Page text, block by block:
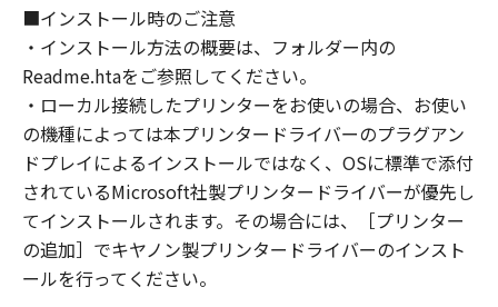
shall not assign, sublicense, sell, rent, lease,
loan, convey or transfer to any third party the
SOFTWARE. You shall not alter, translate or
convert to another programming language,
modify, disassemble, decompile or otherwise
reverse engineer the SOFTWARE and you shall
not have any third party to do so.
3. COPYRIGHT NOTICE
You shall not modify, remove or delete any
copyright notice of Canon or its licensors
■インストール時のご注意
・インストール方法の概要は、フォルダー内の
Readme.htaをご参照してください。
・ローカル接続したプリンターをお使いの場合、お使い
の機種によっては本プリンタードライバーのプラグアン
ドプレイによるインストールではなく、OSに標準で添付
されているMicrosoft社製プリンタードライバーが優先し
てインストールされます。その場合には、［プリンター
の追加］でキヤノン製プリンタードライバーのインスト
ールを行ってください。